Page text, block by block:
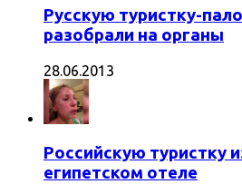
Русскую туристку-
разобрали на органы
28.06.2013
Российскую туристку
египетском отеле